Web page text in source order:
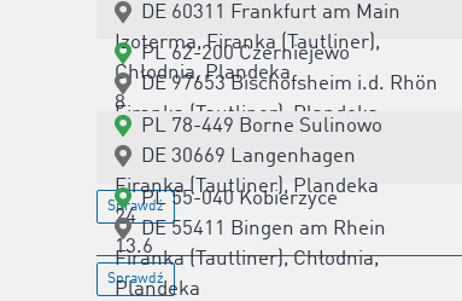
DE 60311 Frankfurt am Main
Izoterma, Firanka (Tautliner),
Chłodnia, Plandeka
8
13.6
Sprawdź
PL 62-200 Czerniejewo
DE 97653 Bischofsheim i.d. Rhön
Firanka (Tautliner), Plandeka
24.5
13.6
Sprawdź
PL 78-449 Borne Sulinowo
DE 30669 Langenhagen
Firanka (Tautliner), Plandeka
24
13.6
Sprawdź
PL 55-040 Kobierzyce
DE 55411 Bingen am Rhein
Firanka (Tautliner), Chłodnia,
Plandeka